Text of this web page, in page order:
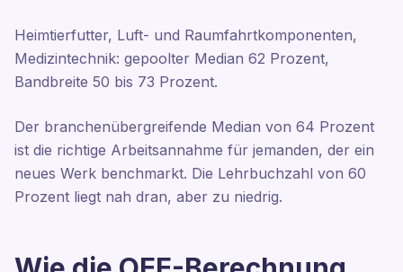
Heimtierfutter, Luft- und Raumfahrtkomponenten,
Medizintechnik: gepoolter Median 62 Prozent,
Bandbreite 50 bis 73 Prozent.
Der branchenübergreifende Median von 64 Prozent
ist die richtige Arbeitsannahme für jemanden, der ein
neues Werk benchmarkt. Die Lehrbuchzahl von 60
Prozent liegt nah dran, aber zu niedrig.